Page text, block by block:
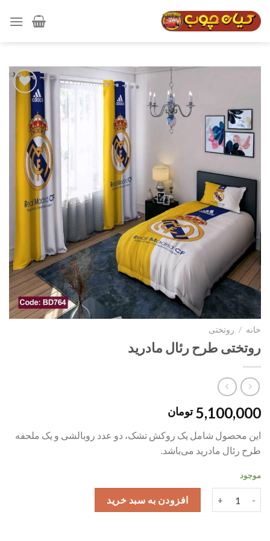
افزودن
علاقه
مندی
ها
خانه / روتختی
روتختی طرح رئال مادرید
5,100,000 تومان
این محصول شامل یک روکش تشک، دو عدد روبالشی و یک ملحفه
طرح رئال مادرید می‌باشد.
موجود
روتختی طرح رئال مادرید عددافزودن به سبد خرید